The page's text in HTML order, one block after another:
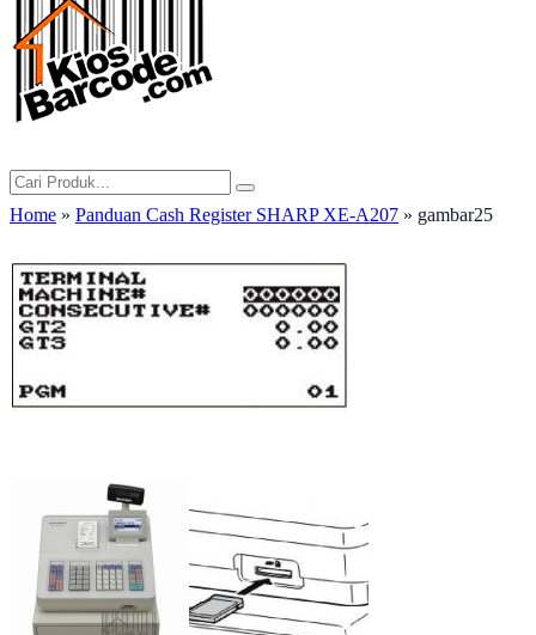
Home » Panduan Cash Register SHARP XE-A207 » gambar25